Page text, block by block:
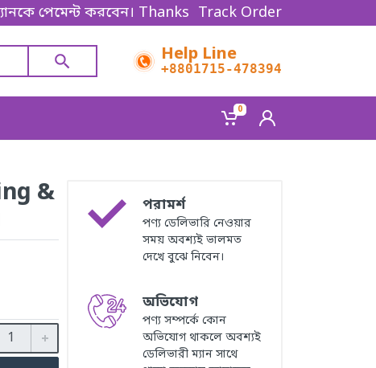
করবেন। Thanks for shopping!Track Order
Help Line
+8801715-478394
0
&
পরামর্শ
পণ্য ডেলিভারি নেওয়ার
সময় অবশ্যই ভালমত
দেখে বুঝে নিবেন।
অভিযোগ
পণ্য সম্পর্কে কোন
অভিযোগ থাকলে অবশ্যই
ডেলিভারী ম্যান সাথে